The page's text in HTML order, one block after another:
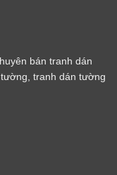
bán tranh dán
tranh dán tường